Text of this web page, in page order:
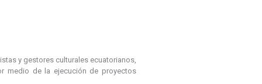
y gestores culturales ecuatorianos,
medio de la ejecución de proyectos